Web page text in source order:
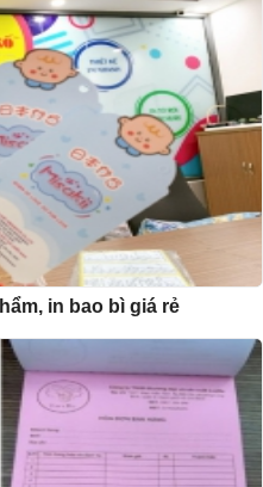
in bao bì giá rẻ